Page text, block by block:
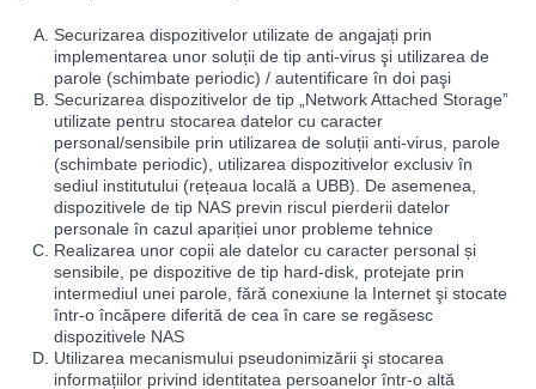
Securizarea dispozitivelor utilizate de angajați prin
implementarea unor soluții de tip anti-virus şi utilizarea de
parole (schimbate periodic) / autentificare în doi paşi
Securizarea dispozitivelor de tip „Network Attached Storage”
utilizate pentru stocarea datelor cu caracter
personal/sensibile prin utilizarea de soluții anti-virus, parole
(schimbate periodic), utilizarea dispozitivelor exclusiv în
sediul institutului (rețeaua locală a UBB). De asemenea,
dispozitivele de tip NAS previn riscul pierderii datelor
personale în cazul apariției unor probleme tehnice
Realizarea unor copii ale datelor cu caracter personal și
sensibile, pe dispozitive de tip hard-disk, protejate prin
intermediul unei parole, fără conexiune la Internet şi stocate
într-o încăpere diferită de cea în care se regăsesc
dispozitivele NAS
Utilizarea mecanismului pseudonimizării şi stocarea
informațiilor privind identitatea persoanelor într-o altă